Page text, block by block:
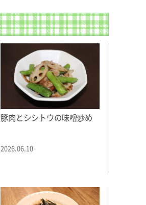
豚肉とシシトウの味噌炒め
2026.06.10